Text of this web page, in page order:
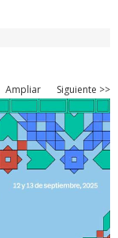
Ampliar Siguiente >>